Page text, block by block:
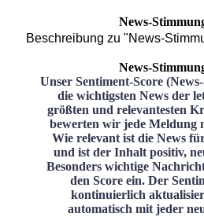
News-
Beschreibung zu "News-
News-
Unser Sentiment-Score
die wichtigsten News der
größten und relevantesten
bewerten wir jede Meldung
Wie relevant ist die News
und ist der Inhalt positiv,
Besonders wichtige
den Score ein. Der
kontinuierlich
automatisch mit jeder